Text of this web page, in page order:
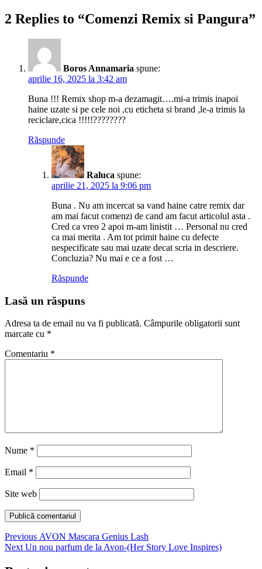
2 Replies to “Comenzi Remix si Pangura”
Boros Annamaria spune:
aprilie 16, 2025 la 3:42 am
Buna !!! Remix shop m-a dezamagit….mi-a trimis inapoi
haine uzate si pe cele noi ,cu eticheta si brand ,le-a trimis la
reciclare,cica !!!!!????????
Răspunde
Raluca spune:
aprilie 21, 2025 la 9:06 pm
Buna . Nu am incercat sa vand haine catre remix dar
am mai facut comenzi de cand am facut articolul asta .
Cred ca vreo 2 apoi m-am linistit … Personal nu cred
ca mai merita . Am tot primit haine cu defecte
nespecificate sau mai uzate decat scria in descriere.
Concluzia? Nu mai e ce a fost …
Răspunde
Lasă un răspuns
Adresa ta de email nu va fi publicată. Câmpurile obligatorii sunt
marcate cu *
Comentariu *
Nume *
Email *
Site web
Navigare
în
Previous Previous
post:
AVON Mascara Genius Lash
Next Next
Un nou parfum de la Avon-(Her Story Love Inspires)